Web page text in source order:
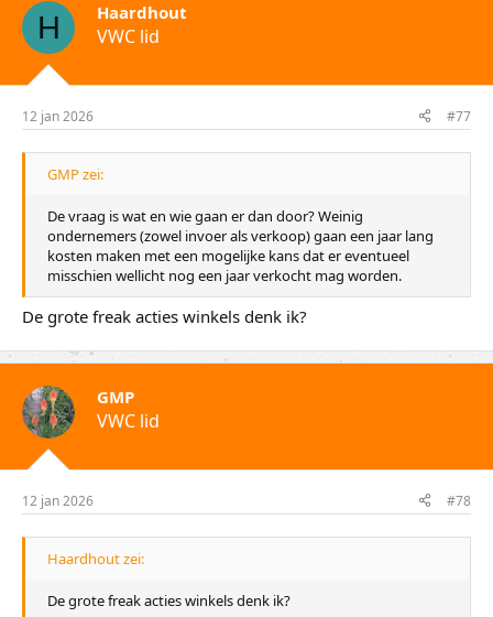
H Haardhout
VWC lid
12 jan 2026 #77
GMP zei:
De vraag is wat en wie gaan er dan door? Weinig
ondernemers (zowel invoer als verkoop) gaan een jaar lang
kosten maken met een mogelijke kans dat er eventueel
misschien wellicht nog een jaar verkocht mag worden.
De grote freak acties winkels denk ik?
GMP
VWC lid
12 jan 2026 #78
Haardhout zei:
De grote freak acties winkels denk ik?